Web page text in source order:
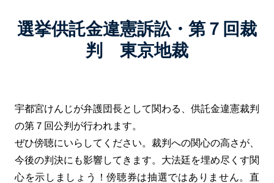
選挙供託金違憲訴訟・第７回裁
判 東京地裁
宇都宮けんじが弁護団長として関わる、供託金違憲裁判
の第７回公判が行われます。
ぜひ傍聴にいらしてください。裁判への関心の高さが、
今後の判決にも影響してきます。大法廷を埋め尽くす関
心を示しましょう！傍聴券は抽選ではありません。直